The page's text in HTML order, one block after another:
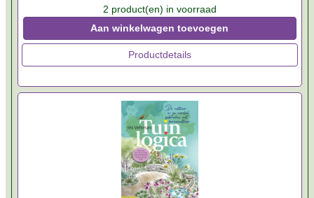
2 product(en) in voorraad
Aan winkelwagen toevoegen
Productdetails